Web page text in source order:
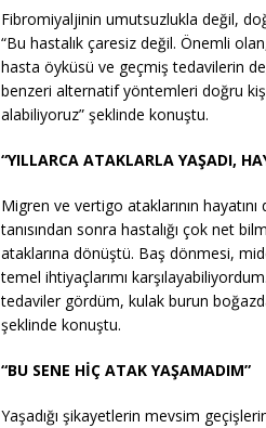
Fibromiyaljinin umutsuzlukla değil,
“Bu hastalık çaresiz değil. Önemli
hasta öyküsü ve geçmiş tedavilerin
benzeri alternatif yöntemleri doğru
alabiliyoruz” şeklinde konuştu.
“YILLARCA ATAKLARLA YAŞADI,
Migren ve vertigo ataklarının
tanısından sonra hastalığı çok net
ataklarına dönüştü. Baş dönmesi,
temel ihtiyaçlarımı
tedaviler gördüm, kulak burun
şeklinde konuştu.
“BU SENE HİÇ ATAK YAŞAMADIM”
Yaşadığı şikayetlerin mevsim